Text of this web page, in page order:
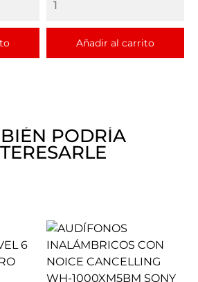
Añadir al carrito
PODRÍA